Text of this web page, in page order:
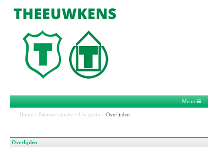
Menu
Home > Nieuwe situatie > Uw gezin > Overlijden
Overlijden